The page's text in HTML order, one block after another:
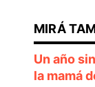
Un año
la mamá